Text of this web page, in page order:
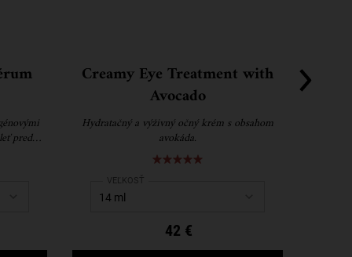
pred
Creamy Eye Treatment with
Avocado
Hydratačný a výživný očný krém s obsahom
avokáda.
Select a
VEĽKOSŤ
42 €